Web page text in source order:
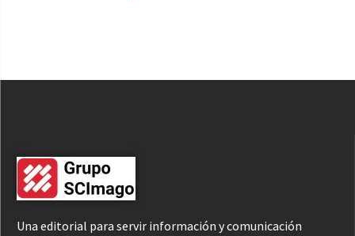
Una editorial para servir información y comunicación